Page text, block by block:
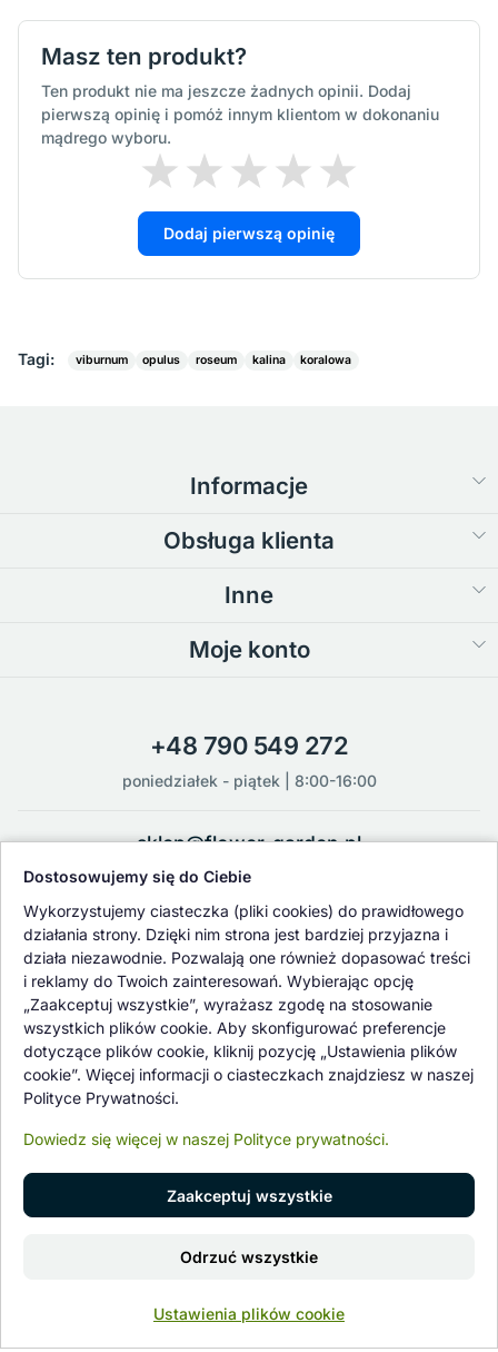
Masz ten produkt?
Ten produkt nie ma jeszcze żadnych opinii. Dodaj
pierwszą opinię i pomóż innym klientom w dokonaniu
mądrego wyboru.
Dodaj pierwszą opinię
Tagi: viburnum opulus roseum kalina koralowa
Informacje
Obsługa klienta
Inne
Moje konto
+48 790 549 272
poniedziałek - piątek | 8:00-16:00
sklep@flower-garden.pl
Oferowane przez nas rośliny i nasiona podlegają regularnej ścisłej
kontroli jakości oraz kontroli zdrowotnej przeprowadzanej przez
wykwalifikowane osoby z Państwowej Inspekcji Ochrony Roślin i
Nasiennictwa.
© 1997 - 2026 flower-garden.pl | Wszelkie prawa zastrzeżone.
Dostosowujemy się do Ciebie
Wykorzystujemy ciasteczka (pliki cookies) do prawidłowego
działania strony. Dzięki nim strona jest bardziej przyjazna i
działa niezawodnie. Pozwalają one również dopasować treści
i reklamy do Twoich zainteresowań. Wybierając opcję
„Zaakceptuj wszystkie”, wyrażasz zgodę na stosowanie
wszystkich plików cookie. Aby skonfigurować preferencje
dotyczące plików cookie, kliknij pozycję „Ustawienia plików
cookie”. Więcej informacji o ciasteczkach znajdziesz w naszej
Polityce Prywatności.
Dowiedz się więcej w naszej Polityce prywatności.
Zaakceptuj wszystkie
Odrzuć wszystkie
Ustawienia plików cookie